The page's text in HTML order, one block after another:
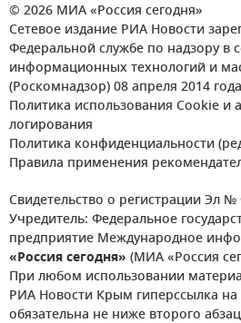
© 2026 МИА «Россия сегодня»
Сетевое издание РИА Новости
Федеральной службе по надзору в
информационных технологий и
(Роскомнадзор) 08 апреля 2014
Политика использования Cookie и
логирования
Политика конфиденциальности
Правила применения
Свидетельство о регистрации Эл
Учредитель: Федеральное
предприятие Международное
«Россия сегодня» (МИА «Россия
При любом использовании
РИА Новости Крым гиперссылка
обязательна не ниже второго